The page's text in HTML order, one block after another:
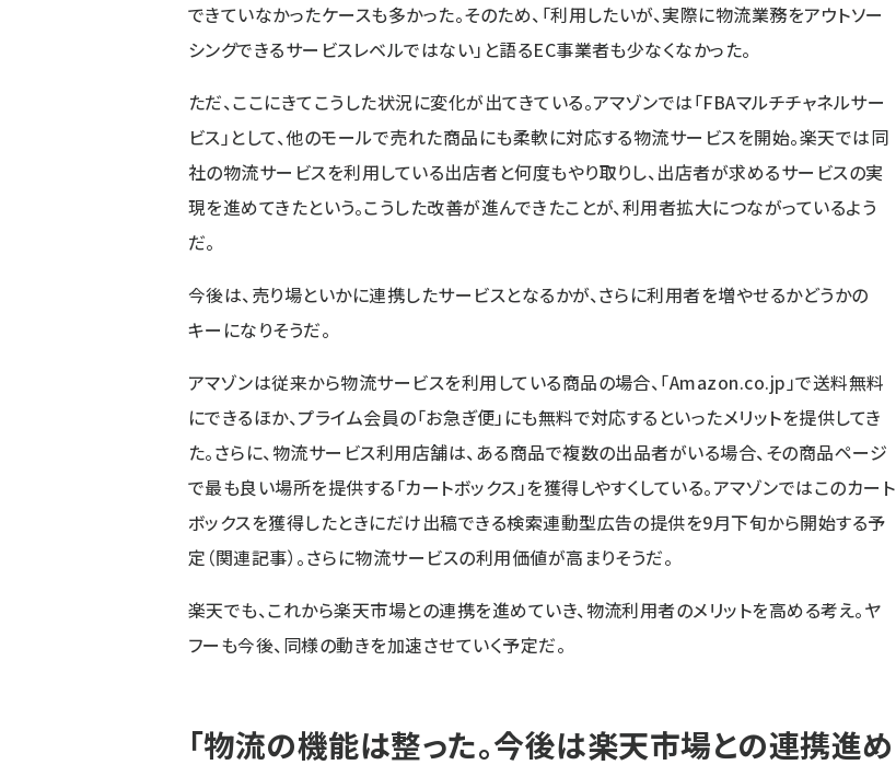
できていなかったケースも多かった。そのため、「利用したいが、実際に物流業務をアウトソー
シングできるサービスレベルではない」と語るEC事業者も少なくなかった。
ただ、ここにきてこうした状況に変化が出てきている。アマゾンでは「FBAマルチチャネルサー
ビス」として、他のモールで売れた商品にも柔軟に対応する物流サービスを開始。楽天では同
社の物流サービスを利用している出店者と何度もやり取りし、出店者が求めるサービスの実
現を進めてきたという。こうした改善が進んできたことが、利用者拡大につながっているよう
だ。
今後は、売り場といかに連携したサービスとなるかが、さらに利用者を増やせるかどうかの
キーになりそうだ。
アマゾンは従来から物流サービスを利用している商品の場合、「Amazon.co.jp」で送料無料
にできるほか、プライム会員の「お急ぎ便」にも無料で対応するといったメリットを提供してき
た。さらに、物流サービス利用店舗は、ある商品で複数の出品者がいる場合、その商品ページ
で最も良い場所を提供する「カートボックス」を獲得しやすくしている。アマゾンではこのカート
ボックスを獲得したときにだけ出稿できる検索連動型広告の提供を9月下旬から開始する予
定（関連記事）。さらに物流サービスの利用価値が高まりそうだ。
楽天でも、これから楽天市場との連携を進めていき、物流利用者のメリットを高める考え。ヤ
フーも今後、同様の動きを加速させていく予定だ。
「物流の機能は整った。今後は楽天市場との連携進め